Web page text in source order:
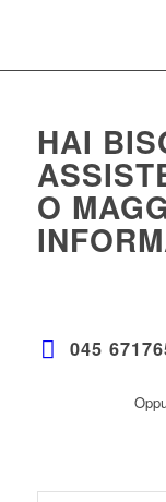
HAI
O
045